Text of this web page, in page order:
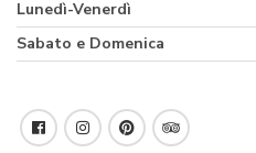
Lunedì-Venerdì
Sabato e Domenica